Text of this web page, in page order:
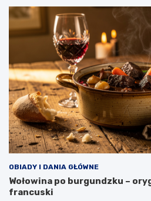
OBIADY I DANIA GŁÓWNE
Wołowina po burgundzku –
francuski